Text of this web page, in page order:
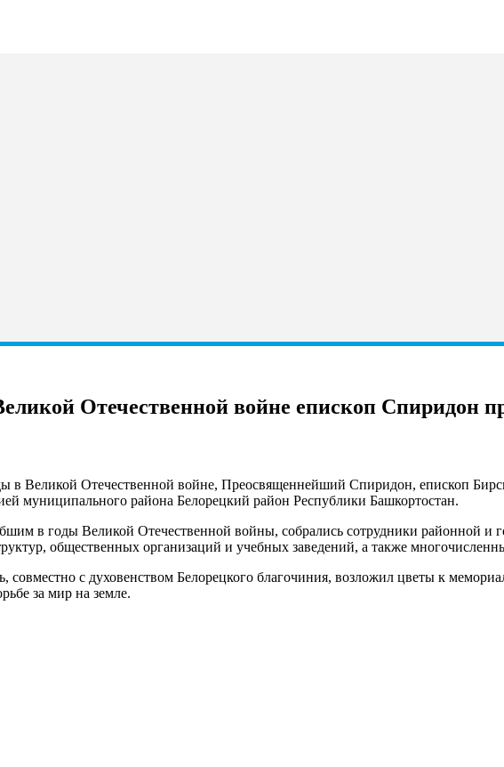
Отечественной войне епископ Спиридон
в Великой Отечественной войне, Преосвященнейший Спиридон, епископ
муниципального района Белорецкий район Республики Башкортостан.
в годы Великой Отечественной войны, собрались сотрудники районной и
общественных организаций и учебных заведений, а также
с духовенством Белорецкого благочиния, возложил цветы к
за мир на земле.